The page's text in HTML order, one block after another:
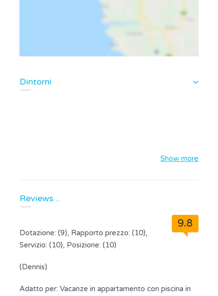
Dintorni
Show more
Reviews ..
9.8
Dotazione: (9), Rapporto prezzo: (10),
Servizio: (10), Posizione: (10)
(Dennis)
Adatto per: Vacanze in appartamento con piscina in